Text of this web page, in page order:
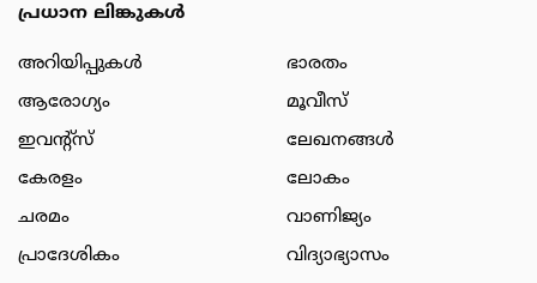
പ്രധാന ലിങ്കുകൾ
അറിയിപ്പുകള്‍
ആരോഗ്യം
ഇവന്റ്സ്
കേരളം
ചരമം
പ്രാദേശികം
ഭാരതം
മൂവീസ്
ലേഖനങ്ങള്‍
ലോകം
വാണിജ്യം
വിദ്യാഭ്യാസം